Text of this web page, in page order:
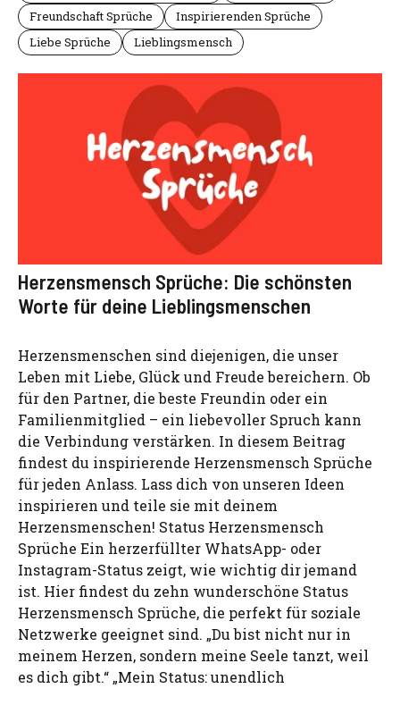
Freundschaft Sprüche
Inspirierenden Sprüche
Liebe Sprüche
Lieblingsmensch
Herzensmensch Sprüche: Die schönsten
Worte für deine Lieblingsmenschen
Herzensmenschen sind diejenigen, die unser
Leben mit Liebe, Glück und Freude bereichern. Ob
für den Partner, die beste Freundin oder ein
Familienmitglied – ein liebevoller Spruch kann
die Verbindung verstärken. In diesem Beitrag
findest du inspirierende Herzensmensch Sprüche
für jeden Anlass. Lass dich von unseren Ideen
inspirieren und teile sie mit deinem
Herzensmenschen! Status Herzensmensch
Sprüche Ein herzerfüllter WhatsApp- oder
Instagram-Status zeigt, wie wichtig dir jemand
ist. Hier findest du zehn wunderschöne Status
Herzensmensch Sprüche, die perfekt für soziale
Netzwerke geeignet sind. „Du bist nicht nur in
meinem Herzen, sondern meine Seele tanzt, weil
es dich gibt.“ „Mein Status: unendlich